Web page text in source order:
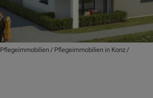
Pflegeimmobilien / Pflegeimmobilien in Konz /